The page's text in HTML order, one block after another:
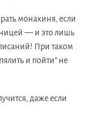
монахиня, если
— и это лишь
При таком
и пойти” не
даже если